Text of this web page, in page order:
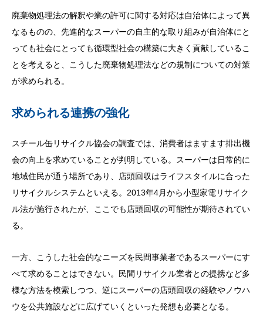
廃棄物処理法の解釈や業の許可に関する対応は自治体によって異
なるものの、先進的なスーパーの自主的な取り組みが自治体にと
っても社会にとっても循環型社会の構築に大きく貢献しているこ
とを考えると、こうした廃棄物処理法などの規制についての対策
が求められる。
求められる連携の強化
スチール缶リサイクル協会の調査では、消費者はますます排出機
会の向上を求めていることが判明している。スーパーは日常的に
地域住民が通う場所であり、店頭回収はライフスタイルに合った
リサイクルシステムといえる。2013年4月から小型家電リサイク
ル法が施行されたが、ここでも店頭回収の可能性が期待されてい
る。
一方、こうした社会的なニーズを民間事業者であるスーパーにす
べて求めることはできない。民間リサイクル業者との提携など多
様な方法を模索しつつ、逆にスーパーの店頭回収の経験やノウハ
ウを公共施設などに広げていくといった発想も必要となる。